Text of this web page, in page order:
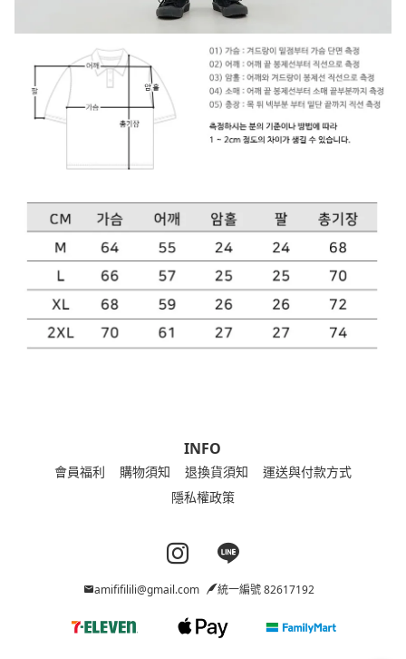
INFO
會員福利 購物須知 退換貨須知
運送與付款方式
隱私權政策
Instagram page
Line page
amififilili@gmail.com 統一編號 82617192